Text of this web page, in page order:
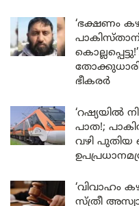
‘ഭക്ഷണം
ഭീകരർ
‘റഷ്യയിൽ
പാത!;
വഴി പുതിയ
‘വിവാഹം
സ്ത്രീ